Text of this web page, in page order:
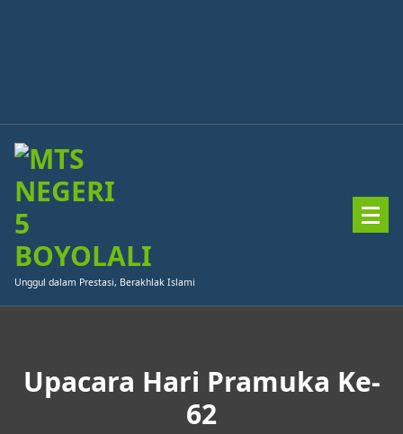
Unggul dalam Prestasi, Berakhlak Islami
Upacara Hari Pramuka Ke-
62